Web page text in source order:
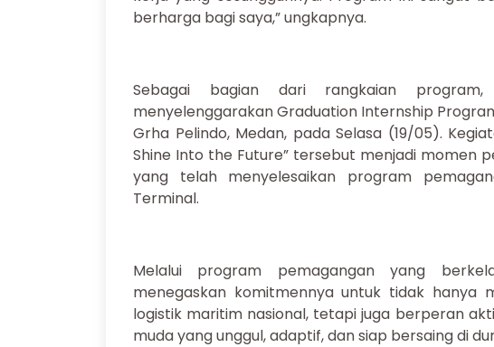
berharga bagi saya,” ungkapnya.
Sebagai bagian dari rangkaian
menyelenggarakan Graduation Internship
Grha Pelindo, Medan, pada Selasa (19/05).
Shine Into the Future” tersebut menjadi momen
yang telah menyelesaikan program
Terminal.
Melalui program pemagangan yang
menegaskan komitmennya untuk tidak hanya
logistik maritim nasional, tetapi juga berperan
muda yang unggul, adaptif, dan siap bersaing di